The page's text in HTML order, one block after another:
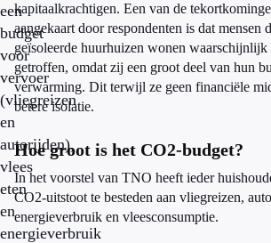
een
budget
voor
vervoer
(vliegreizen
en
autorijden),
vlees
eten
en
energieverbruik
kapitaalkrachtigen. Een van de
aangekaart door respondenten is dat mensen
geïsoleerde huurhuizen wonen waarschijnlijk
getroffen, omdat zij een groot deel van hun
verwarming. Dit terwijl ze geen financiële
betere isolatie.
Hoe groot is het CO2-budget?
In het voorstel van TNO heeft ieder
CO2-uitstoot te besteden aan vliegreizen,
energieverbruik en vleesconsumptie.